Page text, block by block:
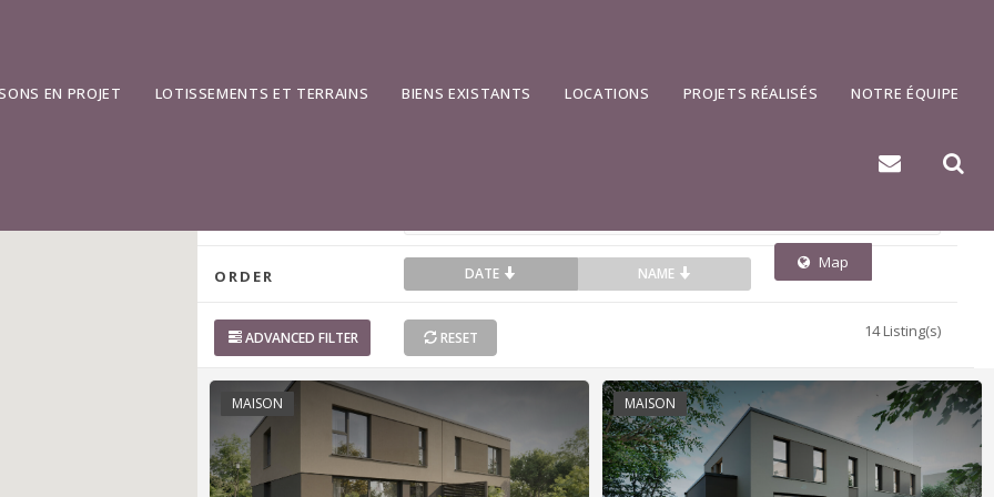
EN PROJET LOTISSEMENTS ET TERRAINS BIENS EXISTANTS LOCATIONS PROJETS RÉALISÉS NOTRE ÉQUIPE
Map
ADDRESS
ORDER DATE NAME
ADVANCED FILTER RESET 14 Listing(s)
MAISON MAISON